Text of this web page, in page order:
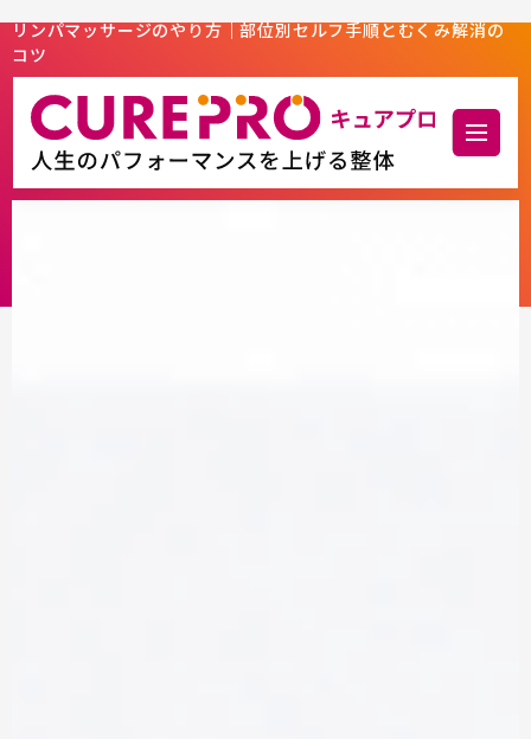
リンパマッサージのやり方｜部位別セルフ手順とむくみ解消の
コツ